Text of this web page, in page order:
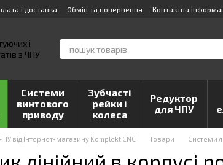
і доставка Обмін та повернення Контактна
Системи
винтового
приводу
Зубчасті
рейки і
колеса
Редуктор
для ЧПУ
від Інтернет-магазину Komplekt CNC Товари Системи